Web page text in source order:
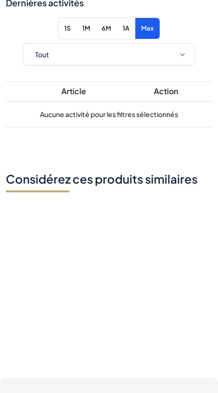
Dernières activités
1S 1M 6M 1A Max
Article Action
Aucune activité pour les filtres sélectionnés
Considérez ces produits similaires